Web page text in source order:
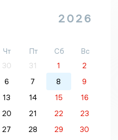
2026
Чт Пт Сб
Вс
30 31 1
2
6 7 8
9
13 14 15
16
20 21 22
23
27 28 29
30